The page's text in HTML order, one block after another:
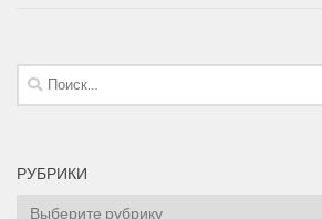
Найти:
РУБРИКИ
Рубрики